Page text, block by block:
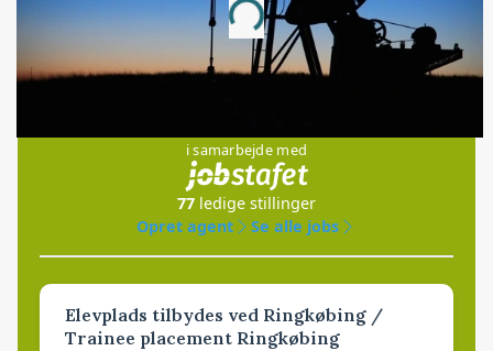
Loading...
i samarbejde med
77 ledige stillinger
Opret agent
Se alle jobs
Elevplads tilbydes ved Ringkøbing /
Trainee placement Ringkøbing